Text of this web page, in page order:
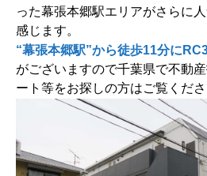
った幕張本郷駅エリアがさらに
感じます。
“幕張本郷駅”から徒歩11分に
がございますので千葉県で不動
ート等をお探しの方はご覧くださ